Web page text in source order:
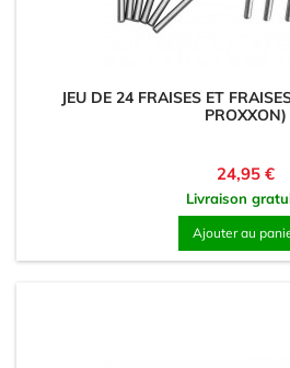
JEU DE 24 FRAISES ET
PROXXON)
Prix
24,95 €
Livraison
Ajouter au